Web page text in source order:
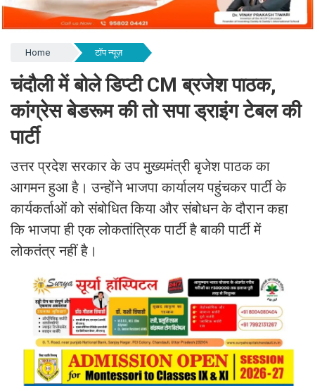
Home टॉप न्यूज़
चंदौली में बोले डिप्टी CM ब्रजेश पाठक,
कांग्रेस बेडरूम की तो सपा ड्राइंग टेबल की
पार्टी
उत्तर प्रदेश सरकार के उप मुख्यमंत्री बृजेश पाठक का
आगमन हुआ है। उन्होंने भाजपा कार्यालय पहुंचकर पार्टी के
कार्यकर्ताओं को संबोधित किया और संबोधन के दौरान कहा
कि भाजपा ही एक लोकतांत्रिक पार्टी है बाकी पार्टी में
लोकतंत्र नहीं है।